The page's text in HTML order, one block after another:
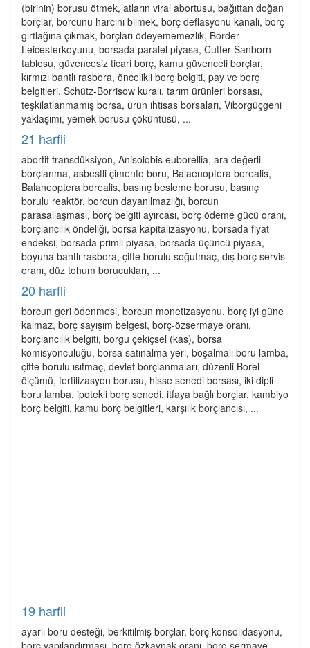
(birinin) borusu ötmek, atların viral abortusu, bağıttan doğan
borçlar, borcunu harcını bilmek, borç deflasyonu kanalı, borç
gırtlağına çıkmak, borçları ödeyememezlik, Border
Leicesterkoyunu, borsada paralel piyasa, Cutter-Sanborn
tablosu, güvencesiz ticari borç, kamu güvenceli borçlar,
kırmızı bantlı rasbora, öncelikli borç belgiti, pay ve borç
belgitleri, Schütz-Borrisow kuralı, tarım ürünleri borsası,
teşkilatlanmamış borsa, ürün ihtisas borsaları, Viborgüçgeni
yaklaşımı, yemek borusu çöküntüsü, ...
21 harfli
abortif transdüksiyon, Anisolobis euborellia, ara değerli
borçlanma, asbestli çimento boru, Balaenoptera borealis,
Balaneoptera borealis, basınç besleme borusu, basınç
borulu reaktör, borcun dayanılmazlığı, borcun
parasallaşması, borç belgiti ayırcası, borç ödeme gücü oranı,
borçlancılık öndeliği, borsa kapitalizasyonu, borsada fiyat
endeksi, borsada primli piyasa, borsada üçüncü piyasa,
boyuna bantlı rasbora, çifte borulu soğutmaç, dış borç servis
oranı, düz tohum borucukları, ...
20 harfli
borcun geri ödenmesi, borcun monetizasyonu, borç iyi güne
kalmaz, borç sayışım belgesi, borç-özsermaye oranı,
borçlancılık belgiti, borgu çekiçsel (kas), borsa
komisyonculuğu, borsa satınalma yeri, boşalmalı boru lamba,
çifte borulu ısıtmaç, devlet borçlanmaları, düzenli Borel
ölçümü, fertilizasyon borusu, hisse senedi borsası, iki dipli
boru lamba, ipotekli borç senedi, itfaya bağlı borçlar, kambiyo
borç belgiti, kamu borç belgitleri, karşılık borçlancısı, ...
19 harfli
ayarlı boru desteği, berkitilmiş borçlar, borç konsolidasyonu,
borç yapılandırması, borç-özkaynak oranı, borç-sermaye